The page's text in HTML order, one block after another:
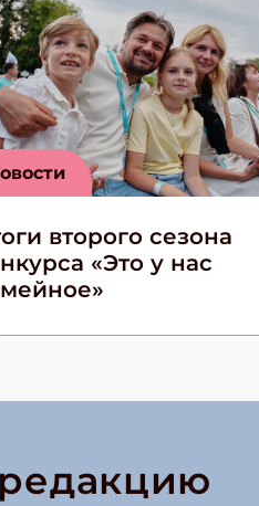
второго сезона
«Это у нас